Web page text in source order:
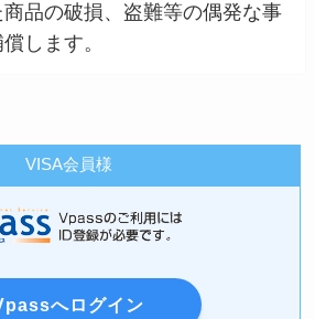
品の破損、盗難等の偶発な事
します。
VISA会員様
へログイン